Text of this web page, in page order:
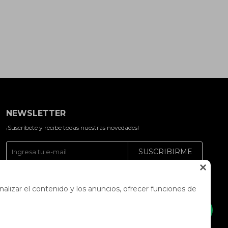

el contenido y los anuncios, ofrecer funciones de
NEWSLETTER
¡Suscríbete y recibe todas nuestras novedades!
SUSCRIBIRME